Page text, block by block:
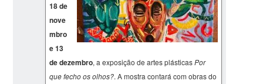
18 de
nove
mbro
e 13
de dezembro, a exposição de artes plásticasPor
que fecho os olhos?. A mostra contará com obras do